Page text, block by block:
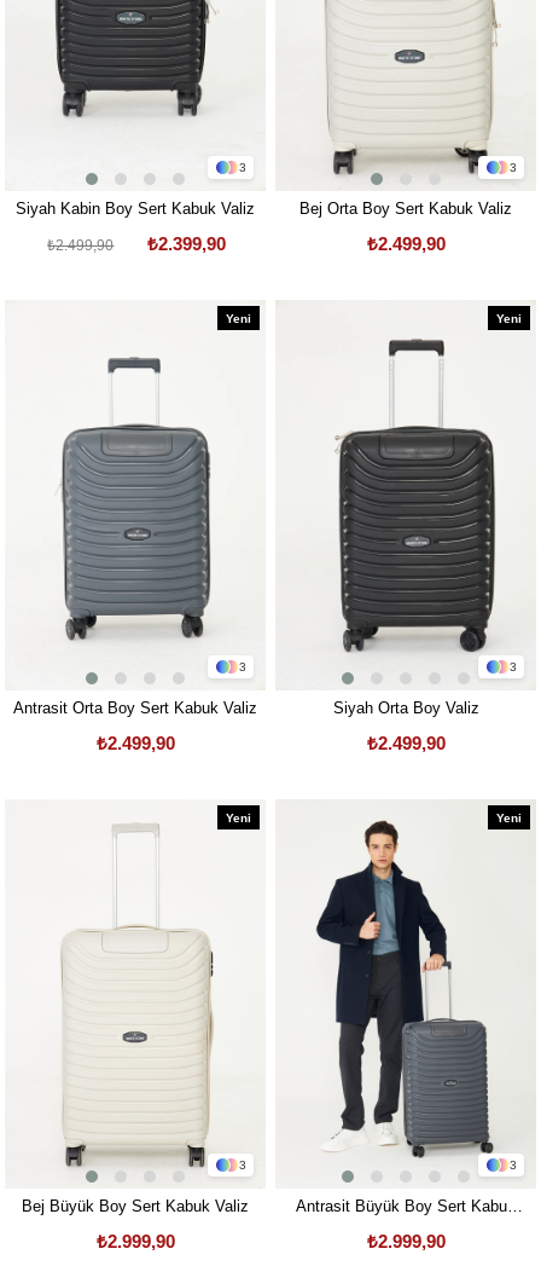
3
Siyah Kabin Boy Sert Kabuk Valiz
₺2.399,90
₺2.499,90
3
Bej Orta Boy Sert Kabuk Valiz
₺2.499,90
3
Yeni
Antrasit Orta Boy Sert Kabuk Valiz
₺2.499,90
3
Yeni
Siyah Orta Boy Valiz
₺2.499,90
3
Yeni
Bej Büyük Boy Sert Kabuk Valiz
₺2.999,90
3
Yeni
Antrasit Büyük Boy Sert Kabuk
₺2.999,90